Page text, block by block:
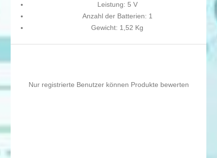
Leistung: 5 V
Anzahl der Batterien: 1
Gewicht: 1,52 Kg
Nur registrierte Benutzer können Produkte bewerten